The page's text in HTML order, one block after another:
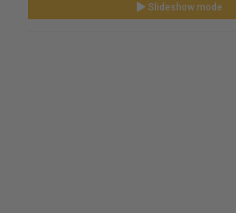
Slideshow mode